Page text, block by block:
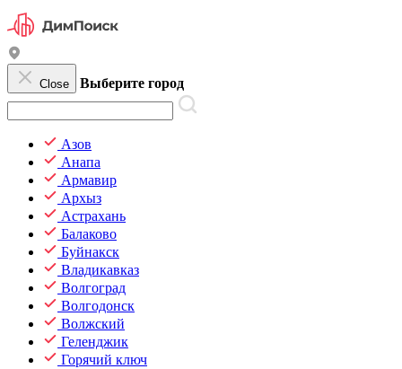
Close Выберите город
Азов
Анапа
Армавир
Архыз
Астрахань
Балаково
Буйнакск
Владикавказ
Волгоград
Волгодонск
Волжский
Геленджик
Горячий ключ